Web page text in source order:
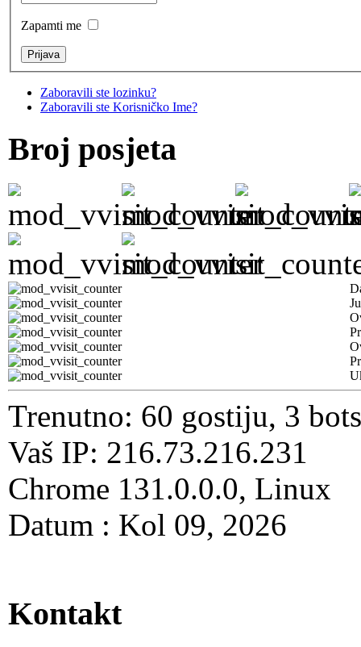
Zapamti me
Zaboravili ste lozinku?
Zaboravili ste Korisničko Ime?
Broj posjeta
Trenutno: 60 gostiju, 3
Vaš IP: 216.73.216.231
Chrome 131.0.0.0, Linux
Datum : Kol 09, 2026
Kontakt